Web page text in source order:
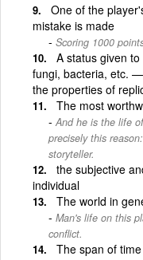
One of the
mistake is made
Scoring 1000
A status given
fungi, bacteria, etc.
the properties of
The most
And he is the life
precisely this
storyteller.
the subjective
individual
The world in
Man's life on this
conflict.
The span of